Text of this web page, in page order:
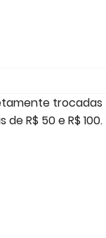
trocadas
R$ 50 e R$ 100.